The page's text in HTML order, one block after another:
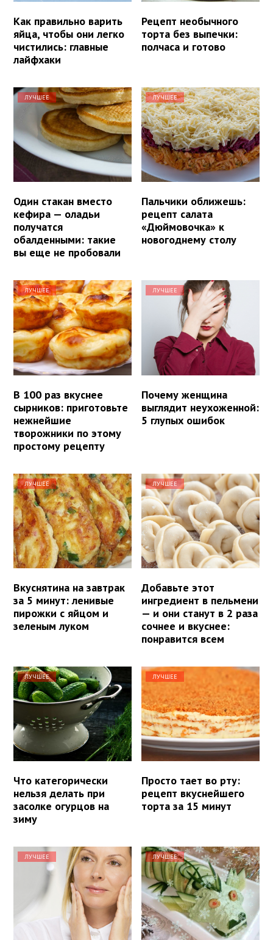
Как правильно варить
яйца, чтобы они легко
чистились: главные
лайфхаки
Рецепт необычного
торта без выпечки:
полчаса и готово
ЛУЧШЕЕ
Один стакан вместо
кефира — оладьи
получатся
обалденными: такие
вы еще не пробовали
ЛУЧШЕЕ
Пальчики оближешь:
рецепт салата
«Дюймовочка» к
новогоднему столу
ЛУЧШЕЕ
В 100 раз вкуснее
сырников: приготовьте
нежнейшие
творожники по этому
простому рецепту
ЛУЧШЕЕ
Почему женщина
выглядит неухоженной:
5 глупых ошибок
ЛУЧШЕЕ
Вкуснятина на завтрак
за 5 минут: ленивые
пирожки с яйцом и
зеленым луком
ЛУЧШЕЕ
Добавьте этот
ингредиент в пельмени
— и они станут в 2 раза
сочнее и вкуснее:
понравится всем
ЛУЧШЕЕ
Что категорически
нельзя делать при
засолке огурцов на
зиму
ЛУЧШЕЕ
Просто тает во рту:
рецепт вкуснейшего
торта за 15 минут
ЛУЧШЕЕ ЛУЧШЕЕ